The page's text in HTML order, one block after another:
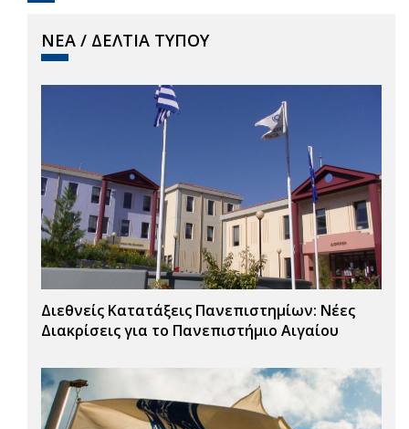
ΝΕΑ / ΔΕΛΤΙΑ ΤΥΠΟΥ
Διεθνείς Κατατάξεις Πανεπιστημίων: Νέες
Διακρίσεις για το Πανεπιστήμιο Αιγαίου